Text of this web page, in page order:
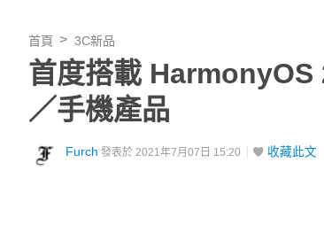
首頁 3C新品
首度搭載 HarmonyOS
／手機產品
Furch 發表於 2021年7月07日 15:20 收藏此文